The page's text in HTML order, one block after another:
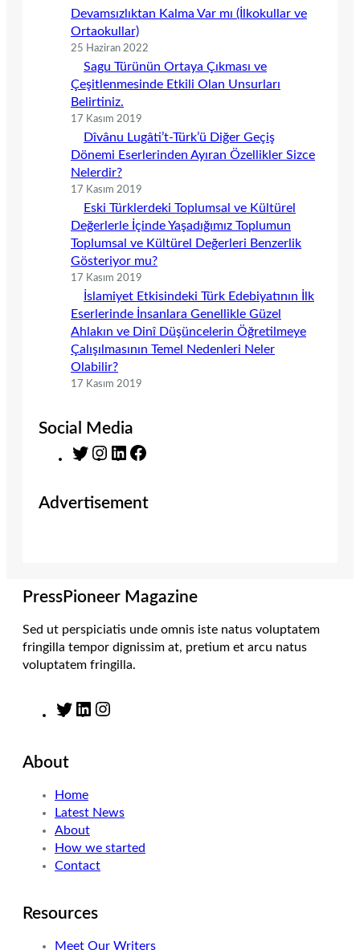
Devamsızlıktan Kalma Var mı (İlkokullar ve
Ortaokullar)
25 Haziran 2022
Sagu Türünün Ortaya Çıkması ve
Çeşitlenmesinde Etkili Olan Unsurları
Belirtiniz.
17 Kasım 2019
Dîvânu Lugâti’t-Türk’ü Diğer Geçiş
Dönemi Eserlerinden Ayıran Özellikler Sizce
Nelerdir?
17 Kasım 2019
Eski Türklerdeki Toplumsal ve Kültürel
Değerlerle İçinde Yaşadığımız Toplumun
Toplumsal ve Kültürel Değerleri Benzerlik
Gösteriyor mu?
17 Kasım 2019
İslamiyet Etkisindeki Türk Edebiyatının İlk
Eserlerinde İnsanlara Genellikle Güzel
Ahlakın ve Dinî Düşüncelerin Öğretilmeye
Çalışılmasının Temel Nedenleri Neler
Olabilir?
17 Kasım 2019
Social Media
T
t
t
m
L
k
e
Advertisement
PressPioneer Magazine
Sed ut perspiciatis unde omnis iste natus voluptatem
fringilla tempor dignissim at, pretium et arcu natus
voluptatem fringilla.
T
e
r
L
I
r
m
About
Home
Latest News
About
How we started
Contact
Resources
Meet Our Writers